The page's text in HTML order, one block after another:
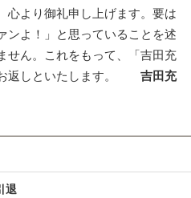
心より御礼申し上げます。要は
ンよ！」と思っていることを述
せん。これをもって、「吉田充
お返しといたします。 吉田充
退